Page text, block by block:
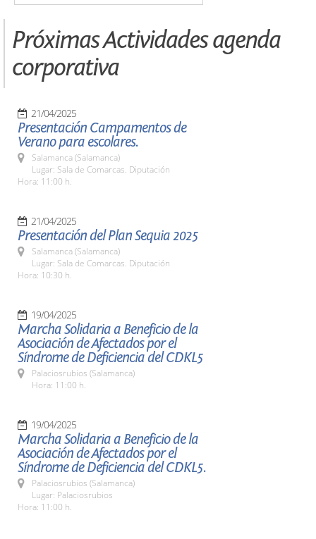
Próximas Actividades agenda
corporativa
21/04/2025
Presentación Campamentos de
Verano para escolares.
Salamanca (Salamanca)
Lugar: Sala de Comarcas. Diputación
Hora: 11:00 h.
21/04/2025
Presentación del Plan Sequia 2025
Salamanca (Salamanca)
Lugar: Sala de Comarcas. Diputación
Hora: 10:30 h.
19/04/2025
Marcha Solidaria a Beneficio de la
Asociación de Afectados por el
Síndrome de Deficiencia del CDKL5
Palaciosrubios (Salamanca)
Hora: 11:00 h.
19/04/2025
Marcha Solidaria a Beneficio de la
Asociación de Afectados por el
Síndrome de Deficiencia del CDKL5.
Palaciosrubios (Salamanca)
Lugar: Palaciosrubios
Hora: 11:00 h.